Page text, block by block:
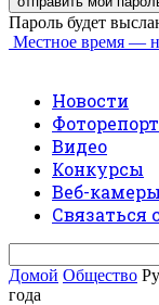
Пароль будет
Местное время —
Новости
Видео
Конкурсы
Веб-
Связаться
Домой Общество
года